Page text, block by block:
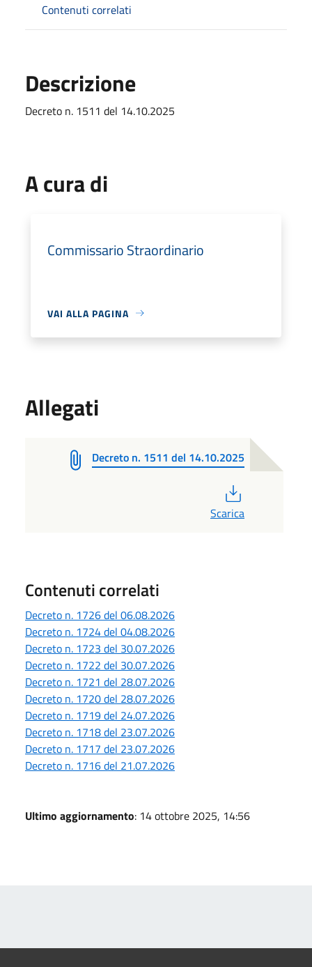
Contenuti correlati
Descrizione
Decreto n. 1511 del 14.10.2025
A cura di
Commissario Straordinario
VAI ALLA PAGINA
Allegati
Decreto n. 1511 del 14.10.2025
Scarica
Contenuti correlati
Decreto n. 1726 del 06.08.2026
Decreto n. 1724 del 04.08.2026
Decreto n. 1723 del 30.07.2026
Decreto n. 1722 del 30.07.2026
Decreto n. 1721 del 28.07.2026
Decreto n. 1720 del 28.07.2026
Decreto n. 1719 del 24.07.2026
Decreto n. 1718 del 23.07.2026
Decreto n. 1717 del 23.07.2026
Decreto n. 1716 del 21.07.2026
Ultimo aggiornamento: 14 ottobre 2025, 14:56